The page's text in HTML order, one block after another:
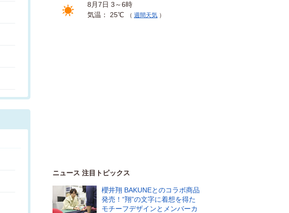
8月7日 3～6時
気温： 25℃
（ 週間天気 ）
ニュース 注目トピックス
櫻井翔 BAKUNEとのコラボ商品
発売！“翔”の文字に着想を得た
モチーフデザインとメンバーカ